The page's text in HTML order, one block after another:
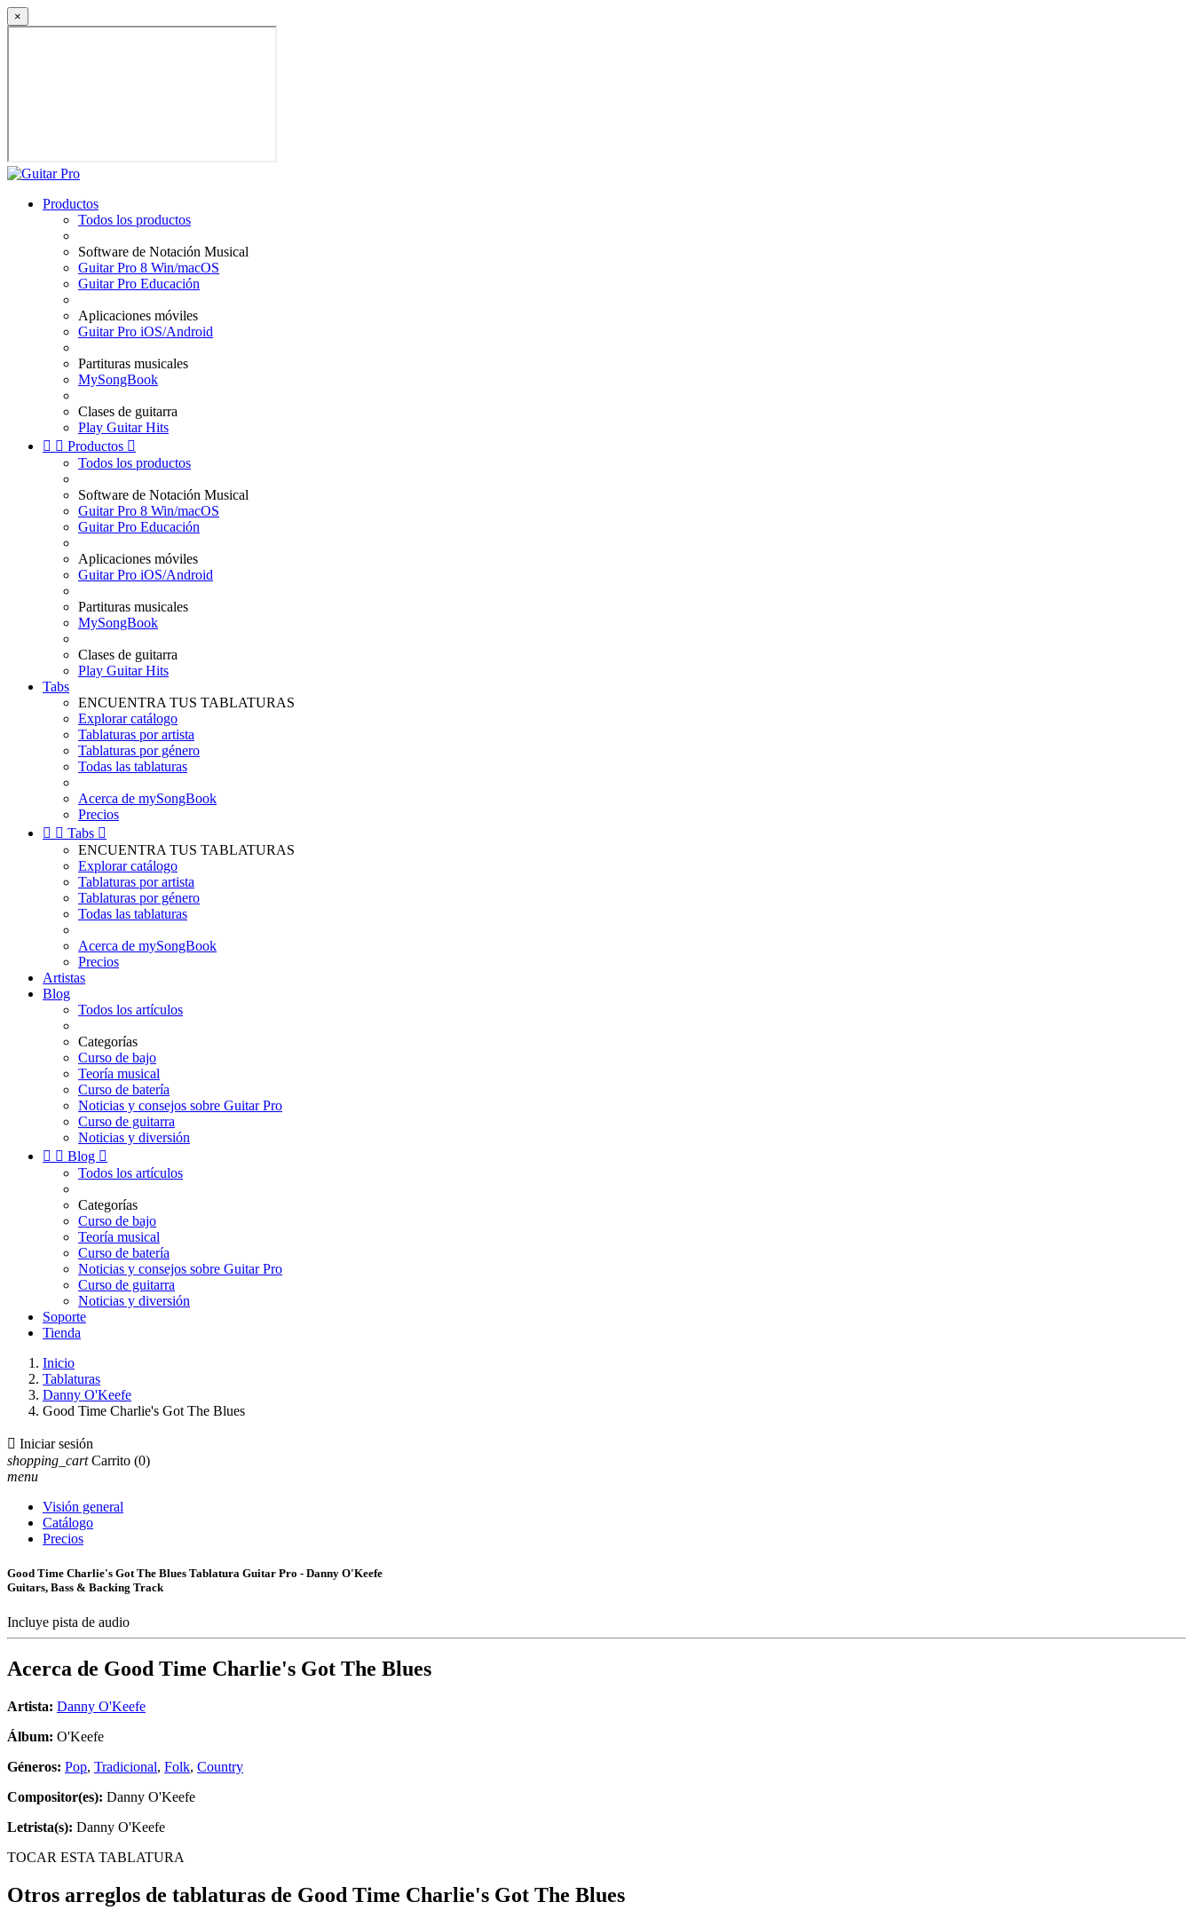
×
Productos
Todos los productos
Software de Notación Musical
Guitar Pro 8 Win/macOS
Guitar Pro Educación
Aplicaciones móviles
Guitar Pro iOS/Android
Partituras musicales
MySongBook
Clases de guitarra
Play Guitar Hits
  Productos 
Todos los productos
Software de Notación Musical
Guitar Pro 8 Win/macOS
Guitar Pro Educación
Aplicaciones móviles
Guitar Pro iOS/Android
Partituras musicales
MySongBook
Clases de guitarra
Play Guitar Hits
Tabs
ENCUENTRA TUS TABLATURAS
Explorar catálogo
Tablaturas por artista
Tablaturas por género
Todas las tablaturas
Acerca de mySongBook
Precios
  Tabs 
ENCUENTRA TUS TABLATURAS
Explorar catálogo
Tablaturas por artista
Tablaturas por género
Todas las tablaturas
Acerca de mySongBook
Precios
Artistas
Blog
Todos los artículos
Categorías
Curso de bajo
Teoría musical
Curso de batería
Noticias y consejos sobre Guitar Pro
Curso de guitarra
Noticias y diversión
  Blog 
Todos los artículos
Categorías
Curso de bajo
Teoría musical
Curso de batería
Noticias y consejos sobre Guitar Pro
Curso de guitarra
Noticias y diversión
Soporte
Tienda
Inicio
Tablaturas
Danny O'Keefe
Good Time Charlie's Got The Blues
 Iniciar sesión
shopping_cart Carrito (0)
menu
Visión general
Catálogo
Precios
Good Time Charlie's Got The Blues Tablatura Guitar Pro - Danny O'Keefe
Guitars, Bass & Backing Track
Incluye pista de audio
Acerca de Good Time Charlie's Got The Blues
Artista: Danny O'Keefe
Álbum: O'Keefe
Géneros: Pop, Tradicional, Folk, Country
Compositor(es): Danny O'Keefe
Letrista(s): Danny O'Keefe
TOCAR ESTA TABLATURA
Otros arreglos de tablaturas de Good Time Charlie's Got The Blues